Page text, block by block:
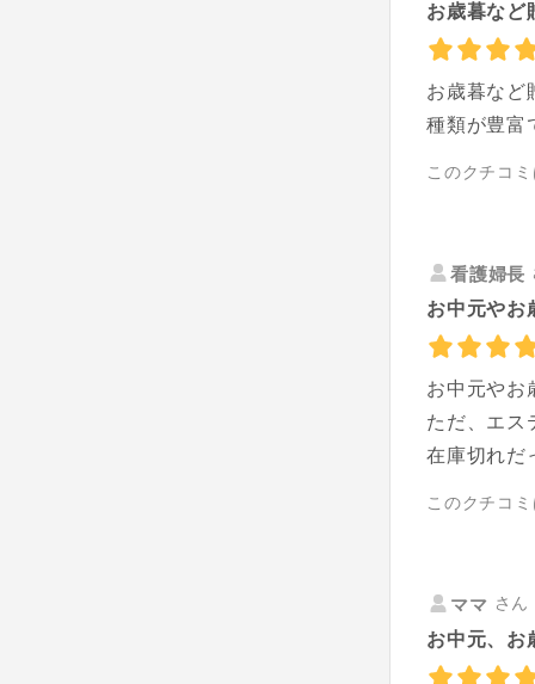
お歳暮など
お歳暮など
種類が豊富
このクチコ
看護婦長
お中元やお
お中元やお
ただ、エス
在庫切れだ
このクチコ
ママ さ
お中元、お